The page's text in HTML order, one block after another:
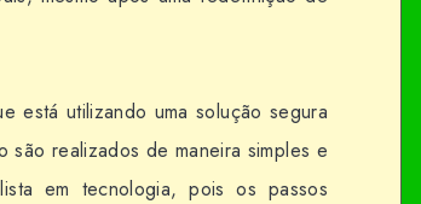
está utilizando uma solução segura
realizados de maneira simples e
em tecnologia, pois os passos